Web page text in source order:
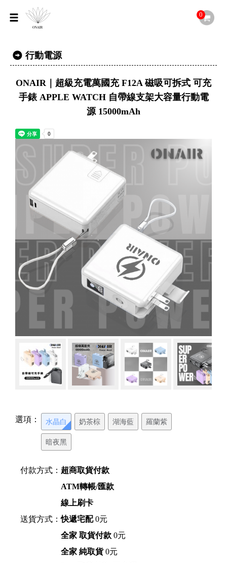
0
行動電源
ONAIR｜超級充電萬國充 F12A 磁吸可拆式 可充
手錶 APPLE WATCH 自帶線支架大容量行動電
源 15000mAh
選項： 水晶白 奶茶棕 湖海藍 羅蘭紫
暗夜黑
付款方式： 超商取貨付款
ATM轉帳/匯款
線上刷卡
送貨方式：快遞宅配0元
全家 取貨付款 0元
全家 純取貨0元